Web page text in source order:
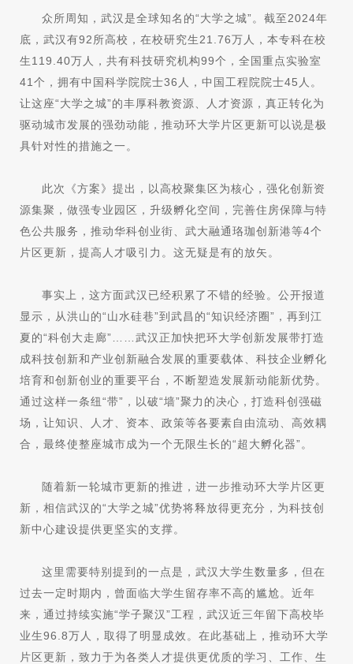
众所周知，武汉是全球知名的“大学之城”。截至2024年
底，武汉有92所高校，在校研究生21.76万人，本专科在校
生119.40万人，共有科技研究机构99个，全国重点实验室
41个，拥有中国科学院院士36人，中国工程院院士45人。
让这座“大学之城”的丰厚科教资源、人才资源，真正转化为
驱动城市发展的强劲动能，推动环大学片区更新可以说是极
具针对性的措施之一。
此次《方案》提出，以高校聚集区为核心，强化创新资
源集聚，做强专业园区，升级孵化空间，完善住房保障与特
色公共服务，推动华科创业街 、武大融通珞珈创新港等4个
片区更新，提高人才吸引力。这无疑是有的放矢。
事实上，这方面武汉已经积累了不错的经验。公开报道
显示，从洪山的“山水硅巷”到武昌的“知识经济圈”，再到江
夏的“科创大走廊”……武汉正加快把环大学创新发展带打造
成科技创新和产业创新融合发展的重要载体、科技企业孵化
培育和创新创业的重要平台，不断塑造发展新动能新优势。
通过这样一条纽“带”，以破“墙”聚力的决心，打造科创强磁
场，让知识、人才、资本、政策等各要素自由流动、高效耦
合，最终使整座城市成为一个无限生长的“超大孵化器”。
随着新一轮城市更新的推进，进一步推动环大学片区更
新，相信武汉的“大学之城”优势将释放得更充分，为科技创
新中心建设提供更坚实的支撑。
这里需要特别提到的一点是，武汉大学生数量多，但在
过去一定时期内，曾面临大学生留存率不高的尴尬。近年
来，通过持续实施“学子聚汉”工程，武汉近三年留下高校毕
业生96.8万人，取得了明显成效。在此基础上，推动环大学
片区更新，致力于为各类人才提供更优质的学习、工作、生